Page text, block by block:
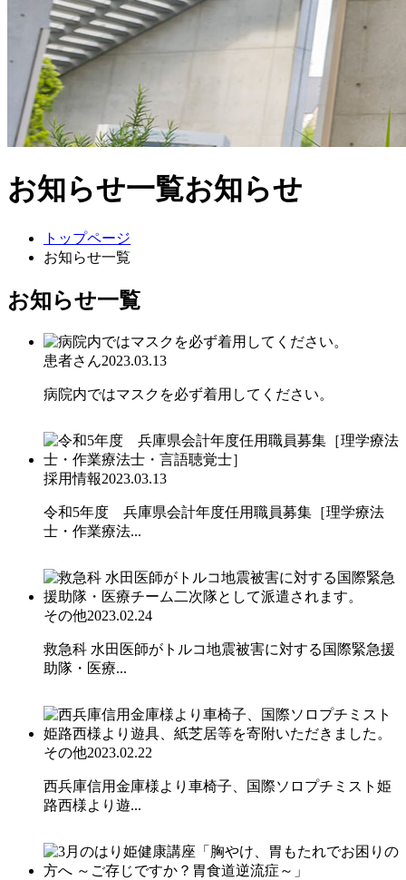
お知らせ一覧お知らせ
トップページ
お知らせ一覧
お知らせ一覧
患者さん2023.03.13
病院内ではマスクを必ず着用してください。
採用情報2023.03.13
令和5年度 兵庫県会計年度任用職員募集［理学療法
士・作業療法...
その他2023.02.24
救急科 水田医師がトルコ地震被害に対する国際緊急援
助隊・医療...
その他2023.02.22
西兵庫信用金庫様より車椅子、国際ソロプチミスト姫
路西様より遊...